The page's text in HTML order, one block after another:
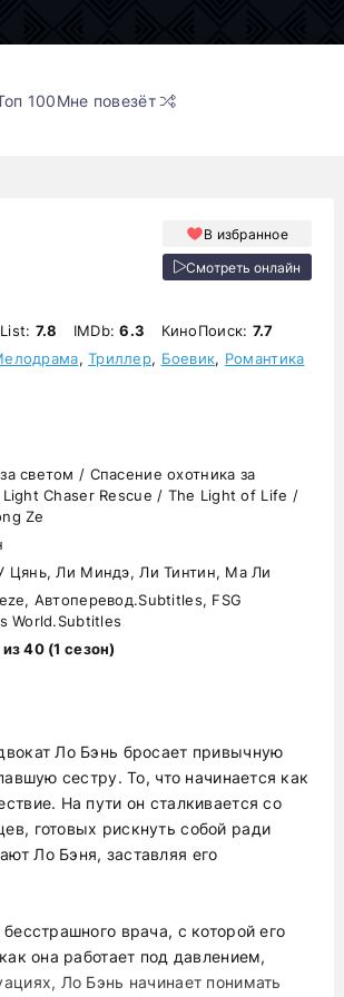
100Мне повезёт
В избранное
Смотреть онлайн
7.8 IMDb:6.3 КиноПоиск: 7.7
,Триллер, Боевик, Романтика
светом / Спасение охотника за
Chaser Rescue / The Light of Life /
Ze
Цянь, Ли Миндэ, Ли Тинтин, Ма Ли
Автоперевод.Subtitles, FSG
World.Subtitles
40 (1 сезон)
Ло Бэнь бросает привычную
сестру. То, что начинается как
На пути он сталкивается со
готовых рискнуть собой ради
Ло Бэня, заставляя его
врача, с которой его
она работает под давлением,
Ло Бэнь начинает понимать